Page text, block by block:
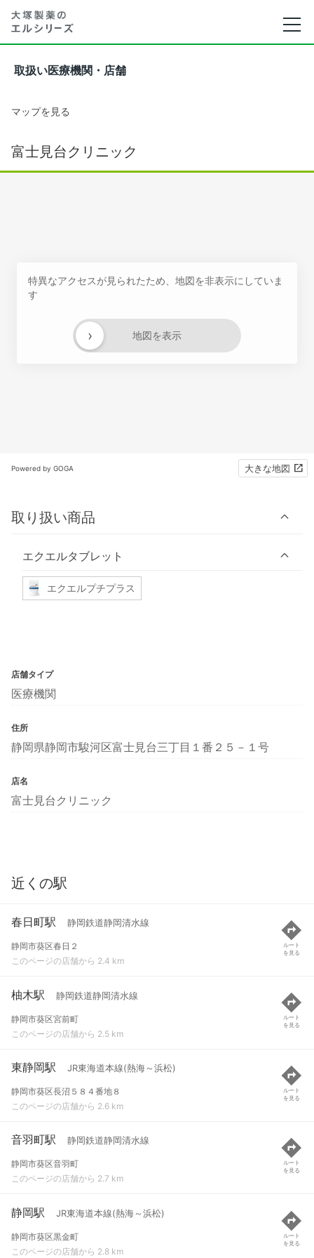
取扱い医療機関・店舗
マップを見る
富士見台クリニック
特異なアクセスが見られたため、地図を非表示にしていま
す
地図を表示
›
Powered by GOGA 大きな地図
取り扱い商品
エクエルタブレット
エクエルプチプラス
店舗タイプ
医療機関
住所
静岡県静岡市駿河区富士見台三丁目１番２５－１号
店名
富士見台クリニック
近くの駅
春日町駅 静岡鉄道静岡清水線
静岡市葵区春日２
このページの店舗から 2.4 km
ルート
を見る
柚木駅 静岡鉄道静岡清水線
静岡市葵区宮前町
このページの店舗から 2.5 km
ルート
を見る
東静岡駅 JR東海道本線(熱海～浜松)
静岡市葵区長沼５８４番地８
このページの店舗から 2.6 km
ルート
を見る
音羽町駅 静岡鉄道静岡清水線
静岡市葵区音羽町
このページの店舗から 2.7 km
ルート
を見る
静岡駅 JR東海道本線(熱海～浜松)
静岡市葵区黒金町
このページの店舗から 2.8 km
ルート
を見る